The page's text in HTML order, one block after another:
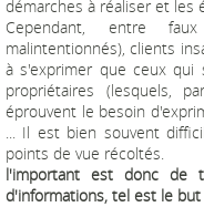
démarches à réaliser et les
Cependant, entre
malintentionnés), clients
à s'exprimer que ceux
propriétaires (lesquels,
éprouvent le besoin
... Il est bien souvent
points de vue récoltés.
l'important est donc de
d'informations, tel est le